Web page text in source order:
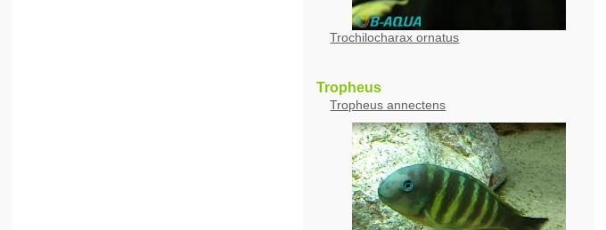
Trochilocharax ornatus
Tropheus
Tropheus annectens